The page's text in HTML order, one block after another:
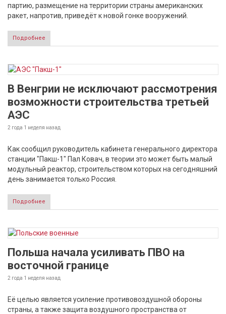
партию, размещение на территории страны американских
ракет, напротив, приведёт к новой гонке вооружений.
Подробнее
В Венгрии не исключают рассмотрения
возможности строительства третьей
АЭС
2 года 1 неделя назад
Как сообщил руководитель кабинета генерального директора
станции "Пакш-1" Пал Ковач, в теории это может быть малый
модульный реактор, строительством которых на сегодняшний
день занимается только Россия.
Подробнее
Польша начала усиливать ПВО на
восточной границе
2 года 1 неделя назад
Её целью является усиление противовоздушной обороны
страны, а также защита воздушного пространства от